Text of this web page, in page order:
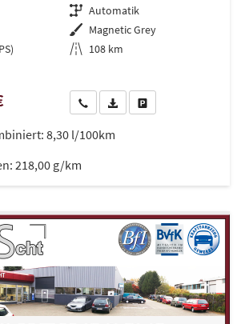
Getriebe Automatik
Außenfarbe Magnetic Grey
Kilometerstand 108 km
Wir rufen Sie anPDF-Datei, Fahrzeugexposé
8,30 l/100km
218,00 g/km